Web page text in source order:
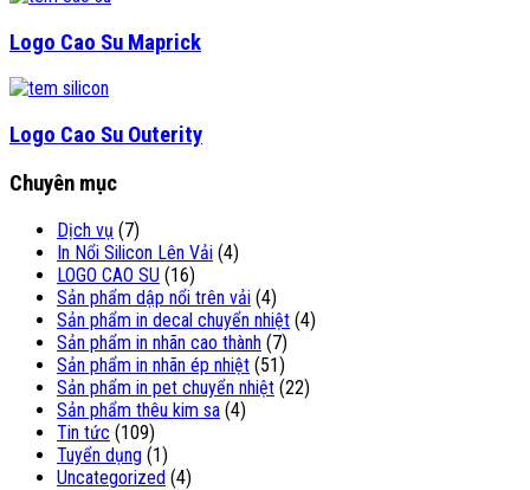
Logo Cao Su Maprick
Logo Cao Su Outerity
Chuyên mục
Dịch vụ (7)
In Nổi Silicon Lên Vải (4)
LOGO CAO SU (16)
Sản phẩm dập nổi trên vải (4)
Sản phẩm in decal chuyển nhiệt (4)
Sản phẩm in nhãn cao thành (7)
Sản phẩm in nhãn ép nhiệt (51)
Sản phẩm in pet chuyển nhiệt (22)
Sản phẩm thêu kim sa (4)
Tin tức (109)
Tuyển dụng (1)
Uncategorized (4)